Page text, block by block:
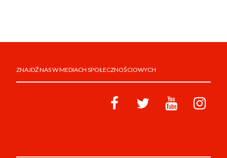
ZNAJDŹ NAS W MEDIACH SPOŁECZNOŚCIOWYCH